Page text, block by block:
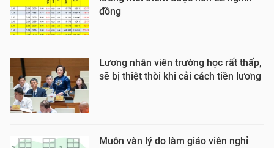
đồng
Lương nhân viên trường học rất thấp,
sẽ bị thiệt thòi khi cải cách tiền lương
Muôn vàn lý do làm giáo viên nghỉ